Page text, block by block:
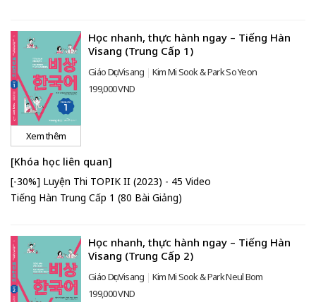
Học nhanh, thực hành ngay – Tiếng Hàn
Visang (Trung Cấp 1)
Giáo Dục Visang
Kim Mi Sook & Park So Yeon
199,000 VND
[Khóa học liên quan]
[-30%] Luyện Thi TOPIK II (2023) - 45 Video
Tiếng Hàn Trung Cấp 1 (80 Bài Giảng)
Xem thêm
Học nhanh, thực hành ngay – Tiếng Hàn
Visang (Trung Cấp 2)
Giáo Dục Visang
Kim Mi Sook & Park Neul Bom
199,000 VND